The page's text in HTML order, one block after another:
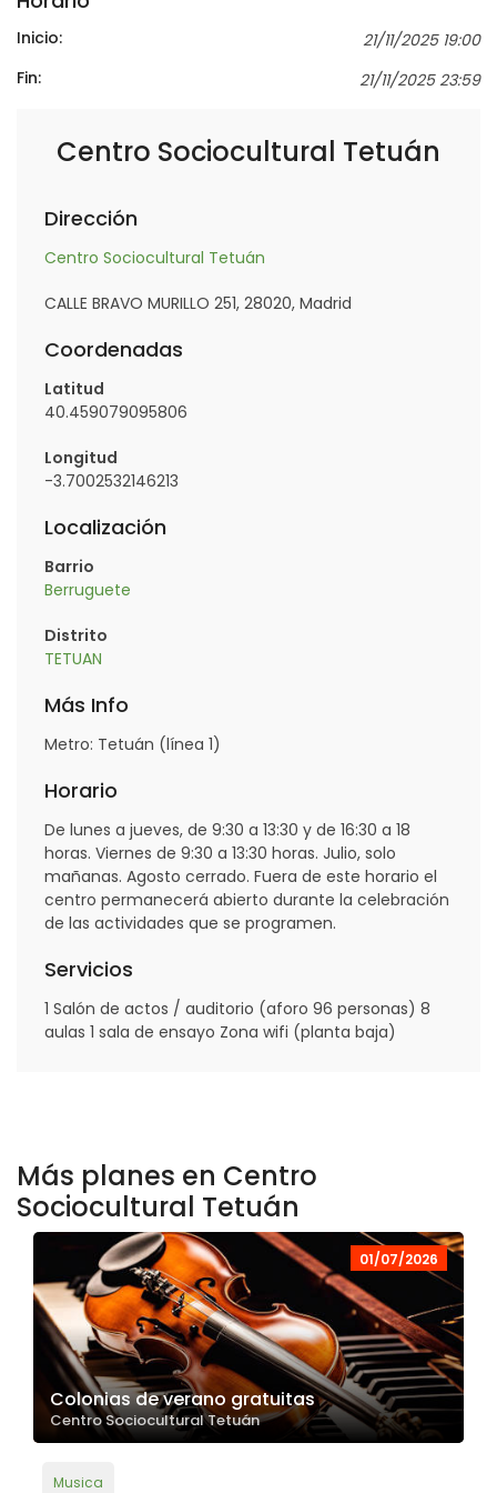
21/11/2025 19:00
Inicio:
21/11/2025 23:59
Fin:
Centro Sociocultural Tetuán
Dirección
Centro Sociocultural Tetuán
CALLE BRAVO MURILLO 251, 28020, Madrid
Coordenadas
Latitud
40.459079095806
Longitud
-3.7002532146213
Localización
Barrio
Berruguete
Distrito
TETUAN
Más Info
Metro: Tetuán (línea 1)
Horario
De lunes a jueves, de 9:30 a 13:30 y de 16:30 a 18
horas. Viernes de 9:30 a 13:30 horas. Julio, solo
mañanas. Agosto cerrado. Fuera de este horario el
centro permanecerá abierto durante la celebración
de las actividades que se programen.
Servicios
1 Salón de actos / auditorio (aforo 96 personas) 8
aulas 1 sala de ensayo Zona wifi (planta baja)
Más planes en Centro
Sociocultural Tetuán
01/07/2026
Colonias de verano gratuitas
Centro Sociocultural Tetuán
Musica